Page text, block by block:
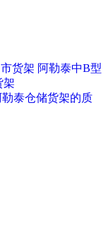
货架 阿勒泰中B型
架
泰仓储货架的质